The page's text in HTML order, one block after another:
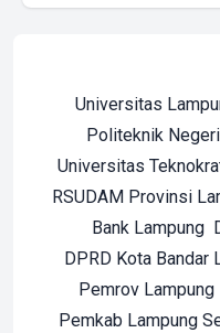
Universitas
Politeknik
Universitas
RSUDAM Provinsi
Bank Lampung
DPRD Kota Bandar
Pemrov Lampung
Pemkab Lampung